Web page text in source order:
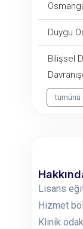
Duygu
Bilişsel
tümünü
Lisans
Hizmet
Klinik